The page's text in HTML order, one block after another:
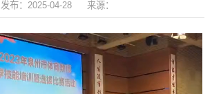
发布：2025-04-28 来源：